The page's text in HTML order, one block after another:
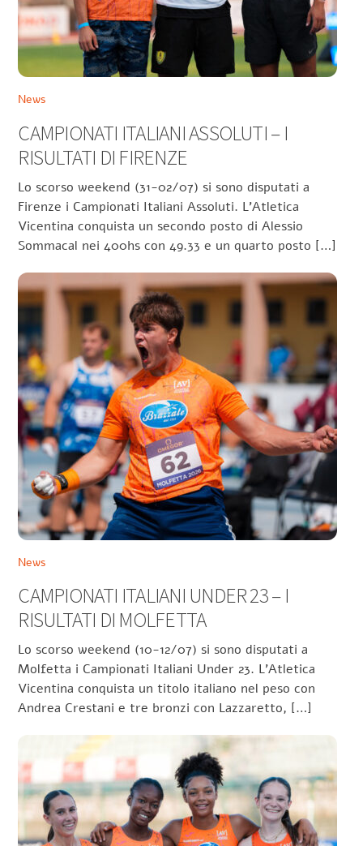
News
CAMPIONATI ITALIANI ASSOLUTI – I
RISULTATI DI FIRENZE
Lo scorso weekend (31-02/07) si sono disputati a
Firenze i Campionati Italiani Assoluti. L’Atletica
Vicentina conquista un secondo posto di Alessio
Sommacal nei 400hs con 49.33 e un quarto posto […]
News
CAMPIONATI ITALIANI UNDER 23 – I
RISULTATI DI MOLFETTA
Lo scorso weekend (10-12/07) si sono disputati a
Molfetta i Campionati Italiani Under 23. L’Atletica
Vicentina conquista un titolo italiano nel peso con
Andrea Crestani e tre bronzi con Lazzaretto, […]